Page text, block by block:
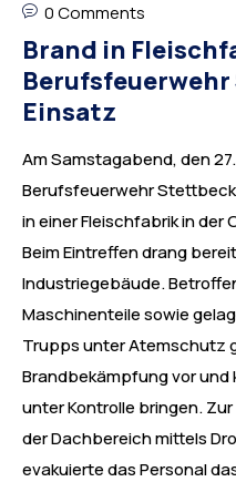
0 Comments
Brand in
Einsatz
Am Samstagabend, den
Berufsfeuerwehr
in einer Fleischfabrik in der
Beim Eintreffen drang
Industriegebäude.
Maschinenteile sowie
Trupps unter Atemschutz
Brandbekämpfung vor und
unter Kontrolle bringen.
der Dachbereich mittels
evakuierte das Personal